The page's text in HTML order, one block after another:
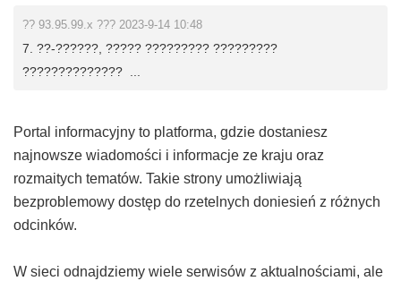
?? 93.95.99.x ??? 2023-9-14 10:48
7. ??-??????, ????? ????????? ?????????
?????????????? ...
Portal informacyjny to platforma, gdzie dostaniesz
najnowsze wiadomości i informacje ze kraju oraz
rozmaitych tematów. Takie strony umożliwiają
bezproblemowy dostęp do rzetelnych doniesień z różnych
odcinków.
W sieci odnajdziemy wiele serwisów z aktualnościami, ale